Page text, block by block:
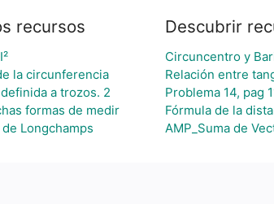
recursos
la circunferencia
a trozos. 2
formas de medir
Longchamps
Descubrir
Circuncentro y
Relación entre
Problema 14, pag
Fórmula de la
AMP_Suma de